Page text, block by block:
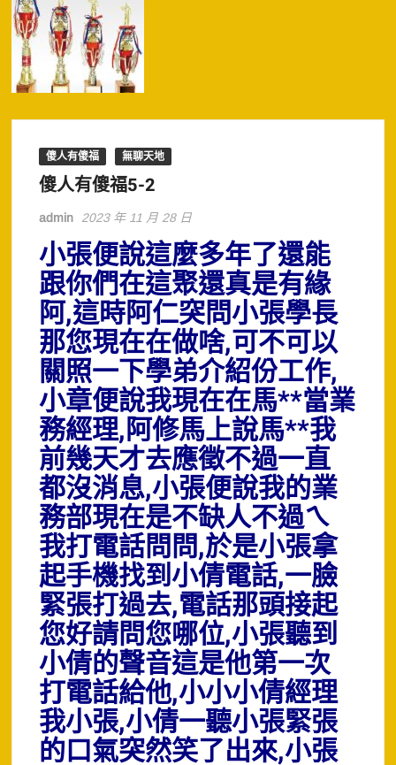
傻人有傻福 無聊天地
傻人有傻福5-2
admin 2023 年 11 月 28 日
小張便說這麼多年了還能
跟你們在這聚還真是有緣
阿,這時阿仁突問小張學長
那您現在在做啥,可不可以
關照一下學弟介紹份工作,
小章便說我現在在馬**當業
務經理,阿修馬上說馬**我
前幾天才去應徵不過一直
都沒消息,小張便說我的業
務部現在是不缺人不過ㄟ
我打電話問問,於是小張拿
起手機找到小倩電話,一臉
緊張打過去,電話那頭接起
您好請問您哪位,小張聽到
小倩的聲音這是他第一次
打電話給他,小小小倩經理
我小張,小倩一聽小張緊張
的口氣突然笑了出來,小張